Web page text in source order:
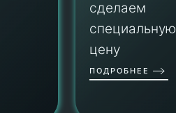
сделаем
специальную
цену
ПОДРОБНЕЕ